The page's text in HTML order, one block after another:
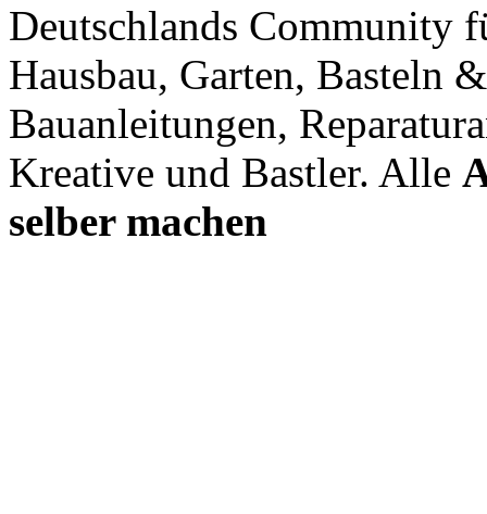
Deutschlands Community
Hausbau, Garten, Basteln
Bauanleitungen,
Kreative und Bastler. Alle
selber machen